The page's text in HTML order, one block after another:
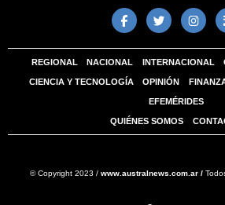
REGIONAL NACIONAL INTERNACIONAL
CIENCIA Y TECNOLOGÍA OPINIÓN
EFEMÉRIDES
QUIÉNES SOMOS
© Copyright 2023 / www.australnews.com.ar /